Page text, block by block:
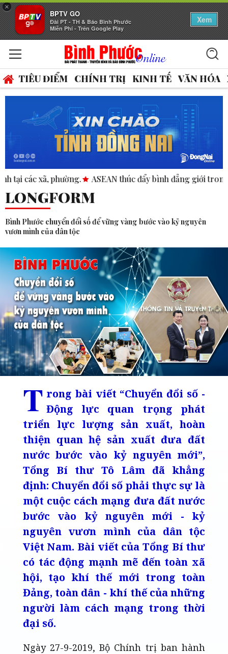
×
BPTV GO
Đài PT - TH & Báo Bình Phước
Miễn Phí - Trên Google Play
Xem
TIÊU ĐIỂM CHÍNH TRỊ KINH TẾ VĂN HÓA
thúc đẩy bình đẳng giới trong kinh doanh và nhân
LONGFORM
Bình Phước chuyển đổi số để vững vàng bước vào kỷ nguyên
vươn mình của dân tộc
T rong bài viết “Chuyển đổi số -
Động lực quan trọng phát
triển lực lượng sản xuất, hoàn
thiện quan hệ sản xuất đưa đất
nước bước vào kỷ nguyên mới”,
Tổng Bí thư Tô Lâm đã khẳng
định: Chuyển đổi số phải thực sự là
một cuộc cách mạng đưa đất nước
bước vào kỷ nguyên mới - kỷ
nguyên vươn mình của dân tộc
Việt Nam. Bài viết của Tổng Bí thư
có tác động mạnh mẽ đến toàn xã
hội, tạo khí thế mới trong toàn
Đảng, toàn dân - khí thế của những
người làm cách mạng trong thời
đại số.
Ngày 27-9-2019, Bộ Chính trị ban hành